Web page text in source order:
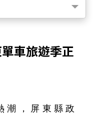
車旅遊季正
潮，屏東縣政